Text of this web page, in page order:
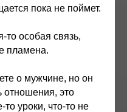
пока не поймет.
то особая связь,
пламена.
о мужчине, но он
отношения, это
уроки, что-то не